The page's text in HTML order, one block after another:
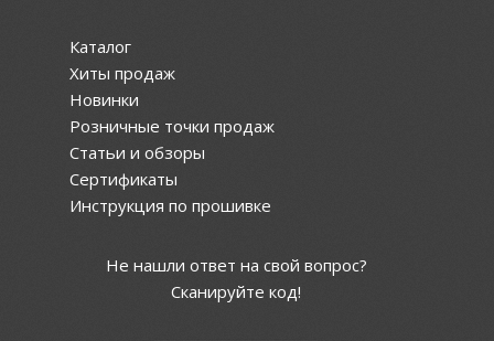
Каталог
Хиты продаж
Новинки
Розничные точки продаж
Статьи и обзоры
Сертификаты
Инструкция по прошивке
Не нашли ответ на свой вопрос?
Сканируйте код!